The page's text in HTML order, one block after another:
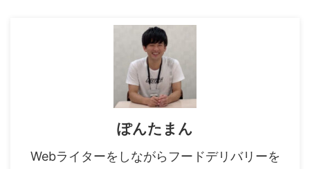
ぽんたまん
Webライターをしながらフードデリバリーを